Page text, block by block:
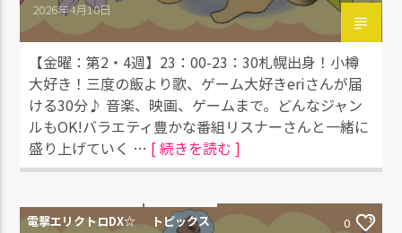
2026年4月10日
【金曜：第2・4週】23：00-23：30札幌出身！小樽
大好き！三度の飯より歌、ゲーム大好きeriさんが届
ける30分♪ 音楽、映画、ゲームまで。どんなジャン
ルもOK!バラエティ豊かな番組リスナーさんと一緒に
盛り上げていく … [ 続きを読む ]
電撃エリクトロDX☆ トピックス 0